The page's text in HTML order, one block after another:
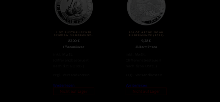
1 OZ AUSTRALISCHER
SCHWAN SILBERMÜNZE
82,00 €
Silbermünzen
Weiterlesen
Nicht auf Lager
1/4 OZ ARCHE NOAH
SILBERMÜNZE (2021)
9,28€
Silbermünzen
Weiterlesen
Nicht auf Lager